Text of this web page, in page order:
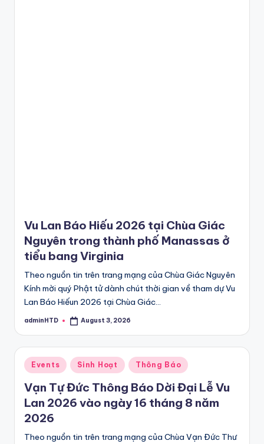
Vu Lan Báo Hiếu 2026 tại Chùa Giác
Nguyên trong thành phố Manassas ở
tiểu bang Virginia
Theo nguồn tin trên trang mạng của Chùa Giác Nguyên
Kính mời quý Phật tử dành chút thời gian về tham dự Vu
Lan Báo Hiếun 2026 tại Chùa Giác…
Posted
adminHTD August 3, 2026
Posted
in
Events Sinh Hoạt Thông Báo
Vạn Tự Đức Thông Báo Dời Đại Lễ Vu
Lan 2026 vào ngày 16 tháng 8 năm
2026
Theo nguồn tin trên trang mạng của Chùa Vạn Đức Thư